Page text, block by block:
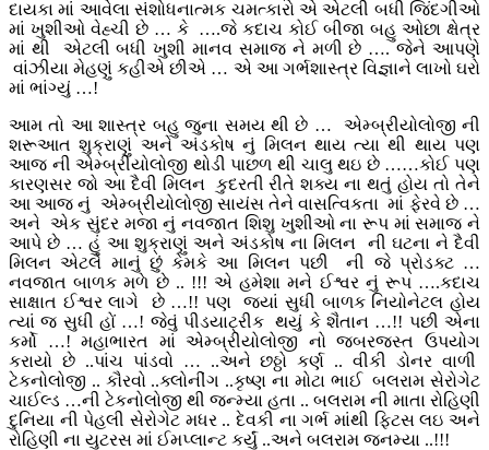
દાયકા માં આવેલા સંશોધનાત્મક ચમત્કારો એ એટલી બધી જિંદગીઓ
માં ખુશીઓ વેહ્ચી છે … કે ….જે કદાચ કોઈ બીજા બહુ ઓછા ક્ષેત્ર
માં થી એટલી બધી ખુશી માનવ સમાજ ને મળી છે …. જેને આપણે
વાંઝીયા મેહણું કહીએ છીએ … એ આ ગર્ભશાસ્ત્ર વિજ્ઞાને લાખો ઘરો
માં ભાંગ્યું …!
આમ તો આ શાસ્ત્ર બહુ જુના સમય થી છે … એમ્બ્રીયોલોજી ની
શરૂઆત શુક્રાણું અને અંડકોષ નું મિલન થાય ત્યા થી થાય પણ
આજ ની એમ્બ્રીયોલોજી થોડી પાછળ થી ચાલુ થઇ છે ……કોઈ પણ
કારણસર જો આ દૈવી મિલન કુદરતી રીતે શક્ય ના થતું હોય તો તેને
આ આજ નું એમ્બ્રીયોલોજી સાયંસ તેને વાસત્વિકતા માં ફેરવે છે …
અને એક સુંદર મજા નું નવજાત શિશુ ખુશીઓ ના રૂપ માં સમાજ ને
આપે છે … હું આ શુક્રાણું અને અંડકોષ ના મિલન ની ઘટના ને દૈવી
મિલન એટલે માનું છું કેમકે આ મિલન પછી ની જે પ્રોડક્ટ …
નવજાત બાળક મળે છે .. !!! એ હમેશા મને ઈશ્વર નું રૂપ ….કદાચ
સાક્ષાત ઈશ્વર લાગે છે …!! પણ જ્યાં સુધી બાળક નિયોનેટલ હોય
ત્યાં જ સુધી હોં …! જેવું પીડયાટ્રીક થયું કે શૈતાન …!! પછી એના
કર્મો …! મહાભારત માં એમ્બ્રીયોલોજી નો જબરજસ્ત ઉપયોગ
કરાયો છે ..પાંચ પાંડવો … ..અને છઠ્ઠો કર્ણ .. વીકી ડોનર વાળી
ટેકનોલોજી .. કૌરવો ..ક્લોનીંગ ..કૃષ્ણ ના મોટા ભાઈ બલરામ સેરોગેટ
ચાઈલ્ડ …ની ટેકનોલોજી થી જન્મ્યા હતા .. બલરામ ની માતા રોહિણી
દુનિયા ની પેહલી સેરોગેટ મધર .. દેવકી ના ગર્ભ માંથી ફિટસ લઇ અને
રોહિણી ના યુટરસ માં ઈમપ્લાન્ટ કર્યું ..અને બલરામ જનમ્યા ..!!!